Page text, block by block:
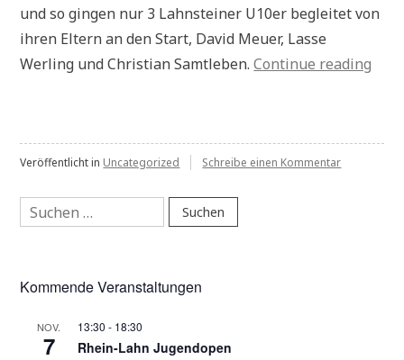
und so gingen nur 3 Lahnsteiner U10er begleitet von
ihren Eltern an den Start, David Meuer, Lasse
Werling und Christian Samtleben.Continue reading
Veröffentlicht in Uncategorized Schreibe einen Kommentarzu
Suchen
nach:
Kommende Veranstaltungen
NOV.
7
13:30 - 18:30
Rhein-Lahn Jugendopen